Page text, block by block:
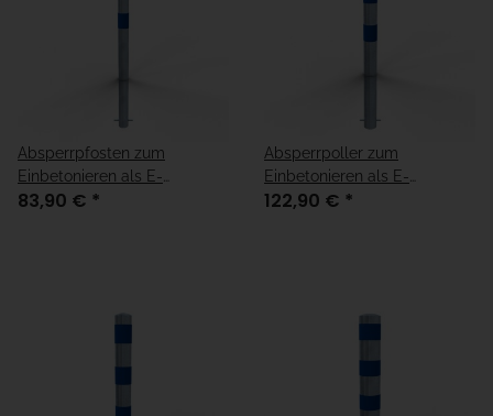
Absperrpfosten zum
Einbetonieren als E-
Ladesäulenschutz verzinkt
83,90 € *
Absperrpoller zum
Einbetonieren als E-
Ladesäulenschutz verzinkt
122,90 € *